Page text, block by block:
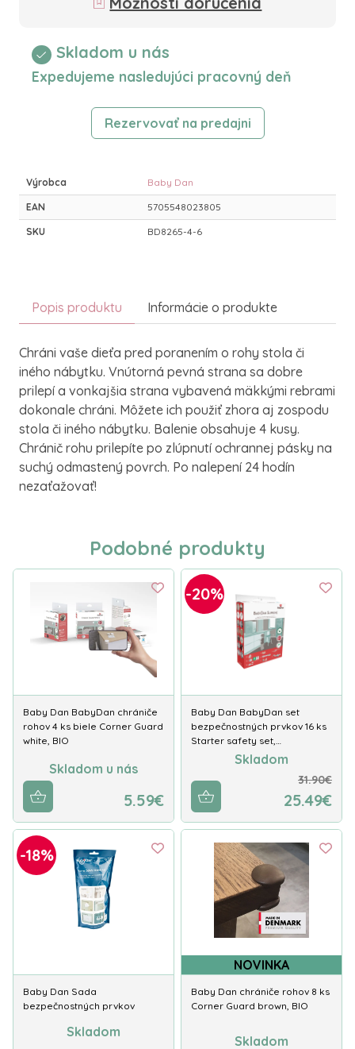
Skladom u nás
Expedujeme nasledujúci pracovný deň
Rezervovať na predajni
Výrobca Baby Dan
EAN 5705548023805
SKU BD8265-4-6
Popis produktu Informácie o produkte
Chráni vaše dieťa pred poranením o rohy stola či
iného nábytku. Vnútorná pevná strana sa dobre
prilepí a vonkajšia strana vybavená mäkkými rebrami
dokonale chráni. Môžete ich použiť zhora aj zospodu
stola či iného nábytku. Balenie obsahuje 4 kusy.
Chránič rohu prilepíte po zlúpnutí ochrannej pásky na
suchý odmastený povrch. Po nalepení 24 hodín
nezaťažovať!
Podobné produkty
Baby Dan BabyDan chrániče
rohov 4 ks biele Corner Guard
white, BIO
Skladom u nás
5.59€
-20%
Baby Dan BabyDan set
bezpečnostných prvkov 16 ks
Starter safety set,…
Skladom
31.90€
25.49€
-18%
Baby Dan Sada
bezpečnostných prvkov
Skladom
NOVINKA
Baby Dan chrániče rohov 8 ks
Corner Guard brown, BIO
Skladom